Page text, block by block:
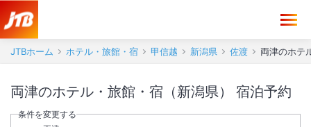
JTBホーム ホテル・旅館・宿 甲信越 新潟県 佐渡 両津のホテ
両津のホテル・旅館・宿（新潟県） 宿泊予約
条件を変更する